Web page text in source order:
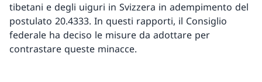
tibetani e degli uiguri in Svizzera in adempimento del
postulato 20.4333. In questi rapporti, il Consiglio
federale ha deciso le misure da adottare per
contrastare queste minacce.